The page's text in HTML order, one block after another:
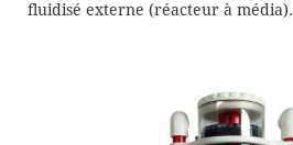
fluidisé externe (réacteur à média).